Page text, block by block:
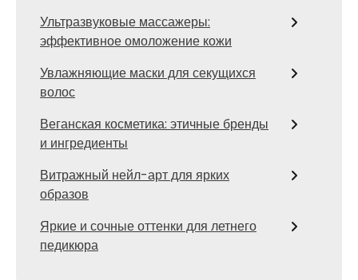
Ультразвуковые массажеры:
эффективное омоложение кожи
Увлажняющие маски для секущихся
волос
Веганская косметика: этичные бренды
и ингредиенты
Витражный нейл-арт для ярких
образов
Яркие и сочные оттенки для летнего
педикюра